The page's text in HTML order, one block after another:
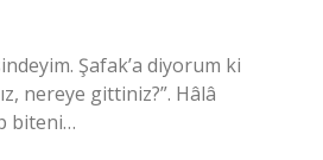
Şafak’a diyorum ki
nereye gittiniz?”. Hâlâ
biteni…